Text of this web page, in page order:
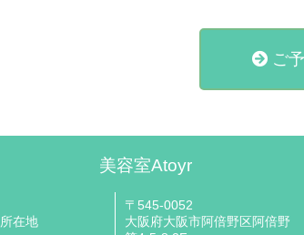
ご
美容室Atoyr
所在地
〒545-0052
大阪府大阪市阿倍野区阿倍野